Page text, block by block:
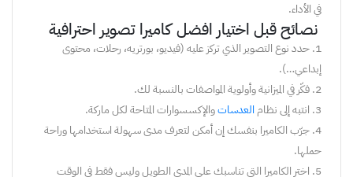
فيالأداء.
نصائحقبل اختيار افضل كاميرا تصوير احترافية
1
.حددنوعالتصوير الذيتركزعليه(فيديو، بورتريه، رحلات، محتوى
إبداعي…).
2
.فكّر فيالميزانيةوأولويةالمواصفاتبالنسبةلك.
3
. انتبهإلىنظامالعدساتوالإكسسواراتالمتاحةلكلماركة.
4
.جرّبالكاميرا بنفسكإنأمكنلتعرفمدىسهولةاستخدامهاوراحة
حملها.
5
. اختر الكاميرا التيتناسبكعلىالمدىالطويلوليسفقطفيالوقت